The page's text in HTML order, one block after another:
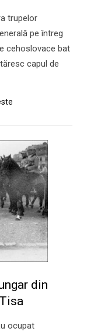
trupelor
pe întreg
cehoslovace bat
capul de
din
ocupat